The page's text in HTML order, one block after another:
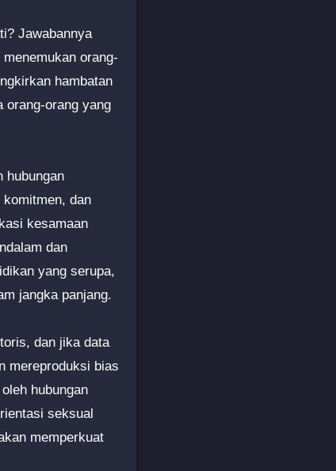
Jawabannya
orang-
hambatan
orang-orang yang
hubungan
dan
kesamaan
dan
yang serupa,
jangka panjang.
dan jika data
mereproduksi bias
hubungan
seksual
memperkuat